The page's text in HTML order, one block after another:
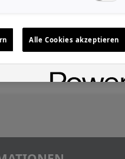
Alle Cookies akzeptieren